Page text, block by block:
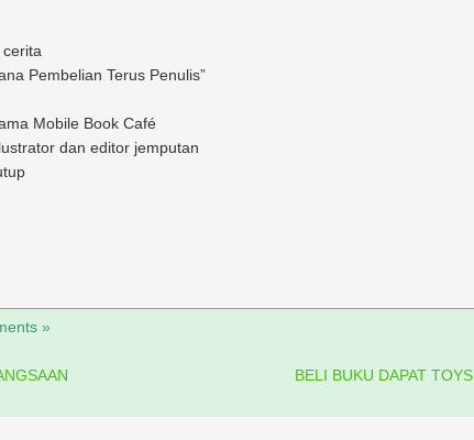
Pembelian Terus Penulis”
Mobile Book Café
dan editor jemputan
»
BELI BUKU DAPAT TOYS